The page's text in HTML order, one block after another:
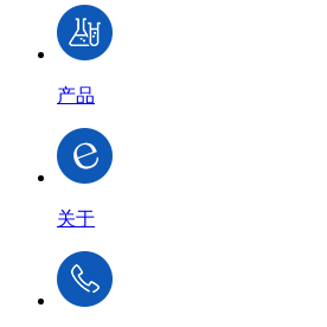
产品
关于